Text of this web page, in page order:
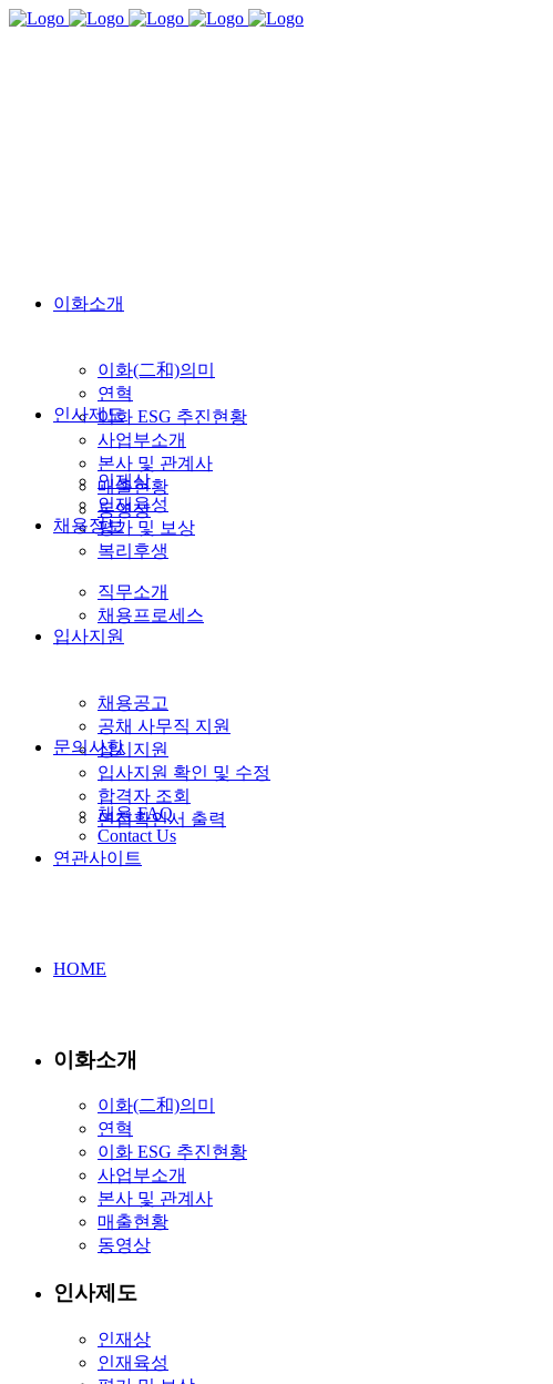
이화소개
이화(二和)의미
연혁
이화 ESG 추진현황
사업부소개
본사 및 관계사
매출현황
동영상
인사제도
인재상
인재육성
평가 및 보상
복리후생
채용정보
직무소개
채용프로세스
입사지원
채용공고
공채 사무직 지원
상시지원
입사지원 확인 및 수정
합격자 조회
면접확인서 출력
문의사항
채용 FAQ
Contact Us
연관사이트
HOME
이화소개
이화(二和)의미
연혁
이화 ESG 추진현황
사업부소개
본사 및 관계사
매출현황
동영상
인사제도
인재상
인재육성